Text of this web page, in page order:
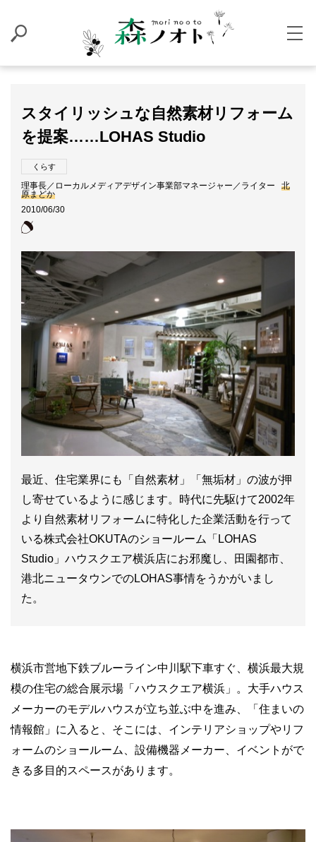
スタイリッシュな自然素材リフォーム
を提案……LOHAS Studio
くらす
理事長／ローカルメディアデザイン事業部マネージャー／ライター
北
原まどか
2010/06/30
最近、住宅業界にも「自然素材」「無垢材」の波が押
し寄せているように感じます。時代に先駆けて2002年
より自然素材リフォームに特化した企業活動を行って
いる株式会社OKUTAのショールーム「LOHAS
Studio」ハウスクエア横浜店にお邪魔し、田園都市、
港北ニュータウンでのLOHAS事情をうかがいまし
た。
横浜市営地下鉄ブルーライン中川駅下車すぐ、横浜最大規
模の住宅の総合展示場「ハウスクエア横浜」。大手ハウス
メーカーのモデルハウスが立ち並ぶ中を進み、「住まいの
情報館」に入ると、そこには、インテリアショップやリフ
ォームのショールーム、設備機器メーカー、イベントがで
きる多目的スペースがあります。